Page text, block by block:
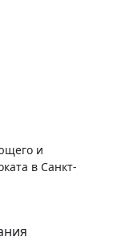
и
в Санкт-